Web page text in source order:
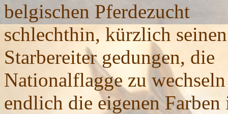
belgischen Pferdezucht
schlechthin, kürzlich seinen
Starbereiter gedungen, die
Nationalflagge zu
endlich die eigenen